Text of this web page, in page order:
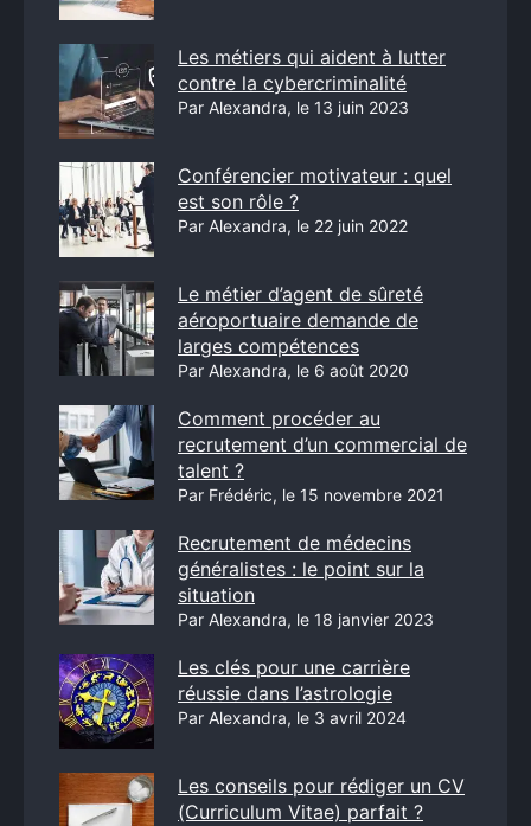
Les métiers qui aident à lutter
contre la cybercriminalité
Par Alexandra, le 13 juin 2023
Conférencier motivateur : quel
est son rôle ?
Par Alexandra, le 22 juin 2022
Le métier d’agent de sûreté
aéroportuaire demande de
larges compétences
Par Alexandra, le 6 août 2020
Comment procéder au
recrutement d’un commercial de
talent ?
Par Frédéric, le 15 novembre 2021
Recrutement de médecins
généralistes : le point sur la
situation
Par Alexandra, le 18 janvier 2023
Les clés pour une carrière
réussie dans l’astrologie
Par Alexandra, le 3 avril 2024
Les conseils pour rédiger un CV
(Curriculum Vitae) parfait ?